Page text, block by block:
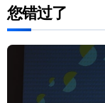
您错过了